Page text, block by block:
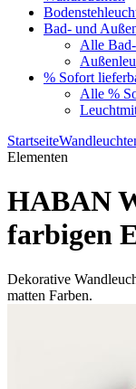
Bad- und
Alle
% Sofort
Alle %
Startseite
Elementen
HABAN
farbigen
Dekorative
matten Farben.